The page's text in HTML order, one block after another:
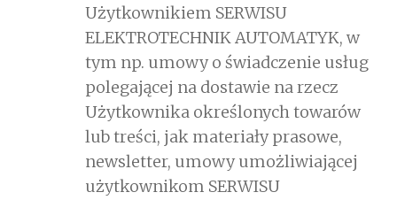
Użytkownikiem SERWISU
ELEKTROTECHNIK AUTOMATYK, w
tym np. umowy o świadczenie usług
polegającej na dostawie na rzecz
Użytkownika określonych towarów
lub treści, jak materiały prasowe,
newsletter, umowy umożliwiającej
użytkownikom SERWISU